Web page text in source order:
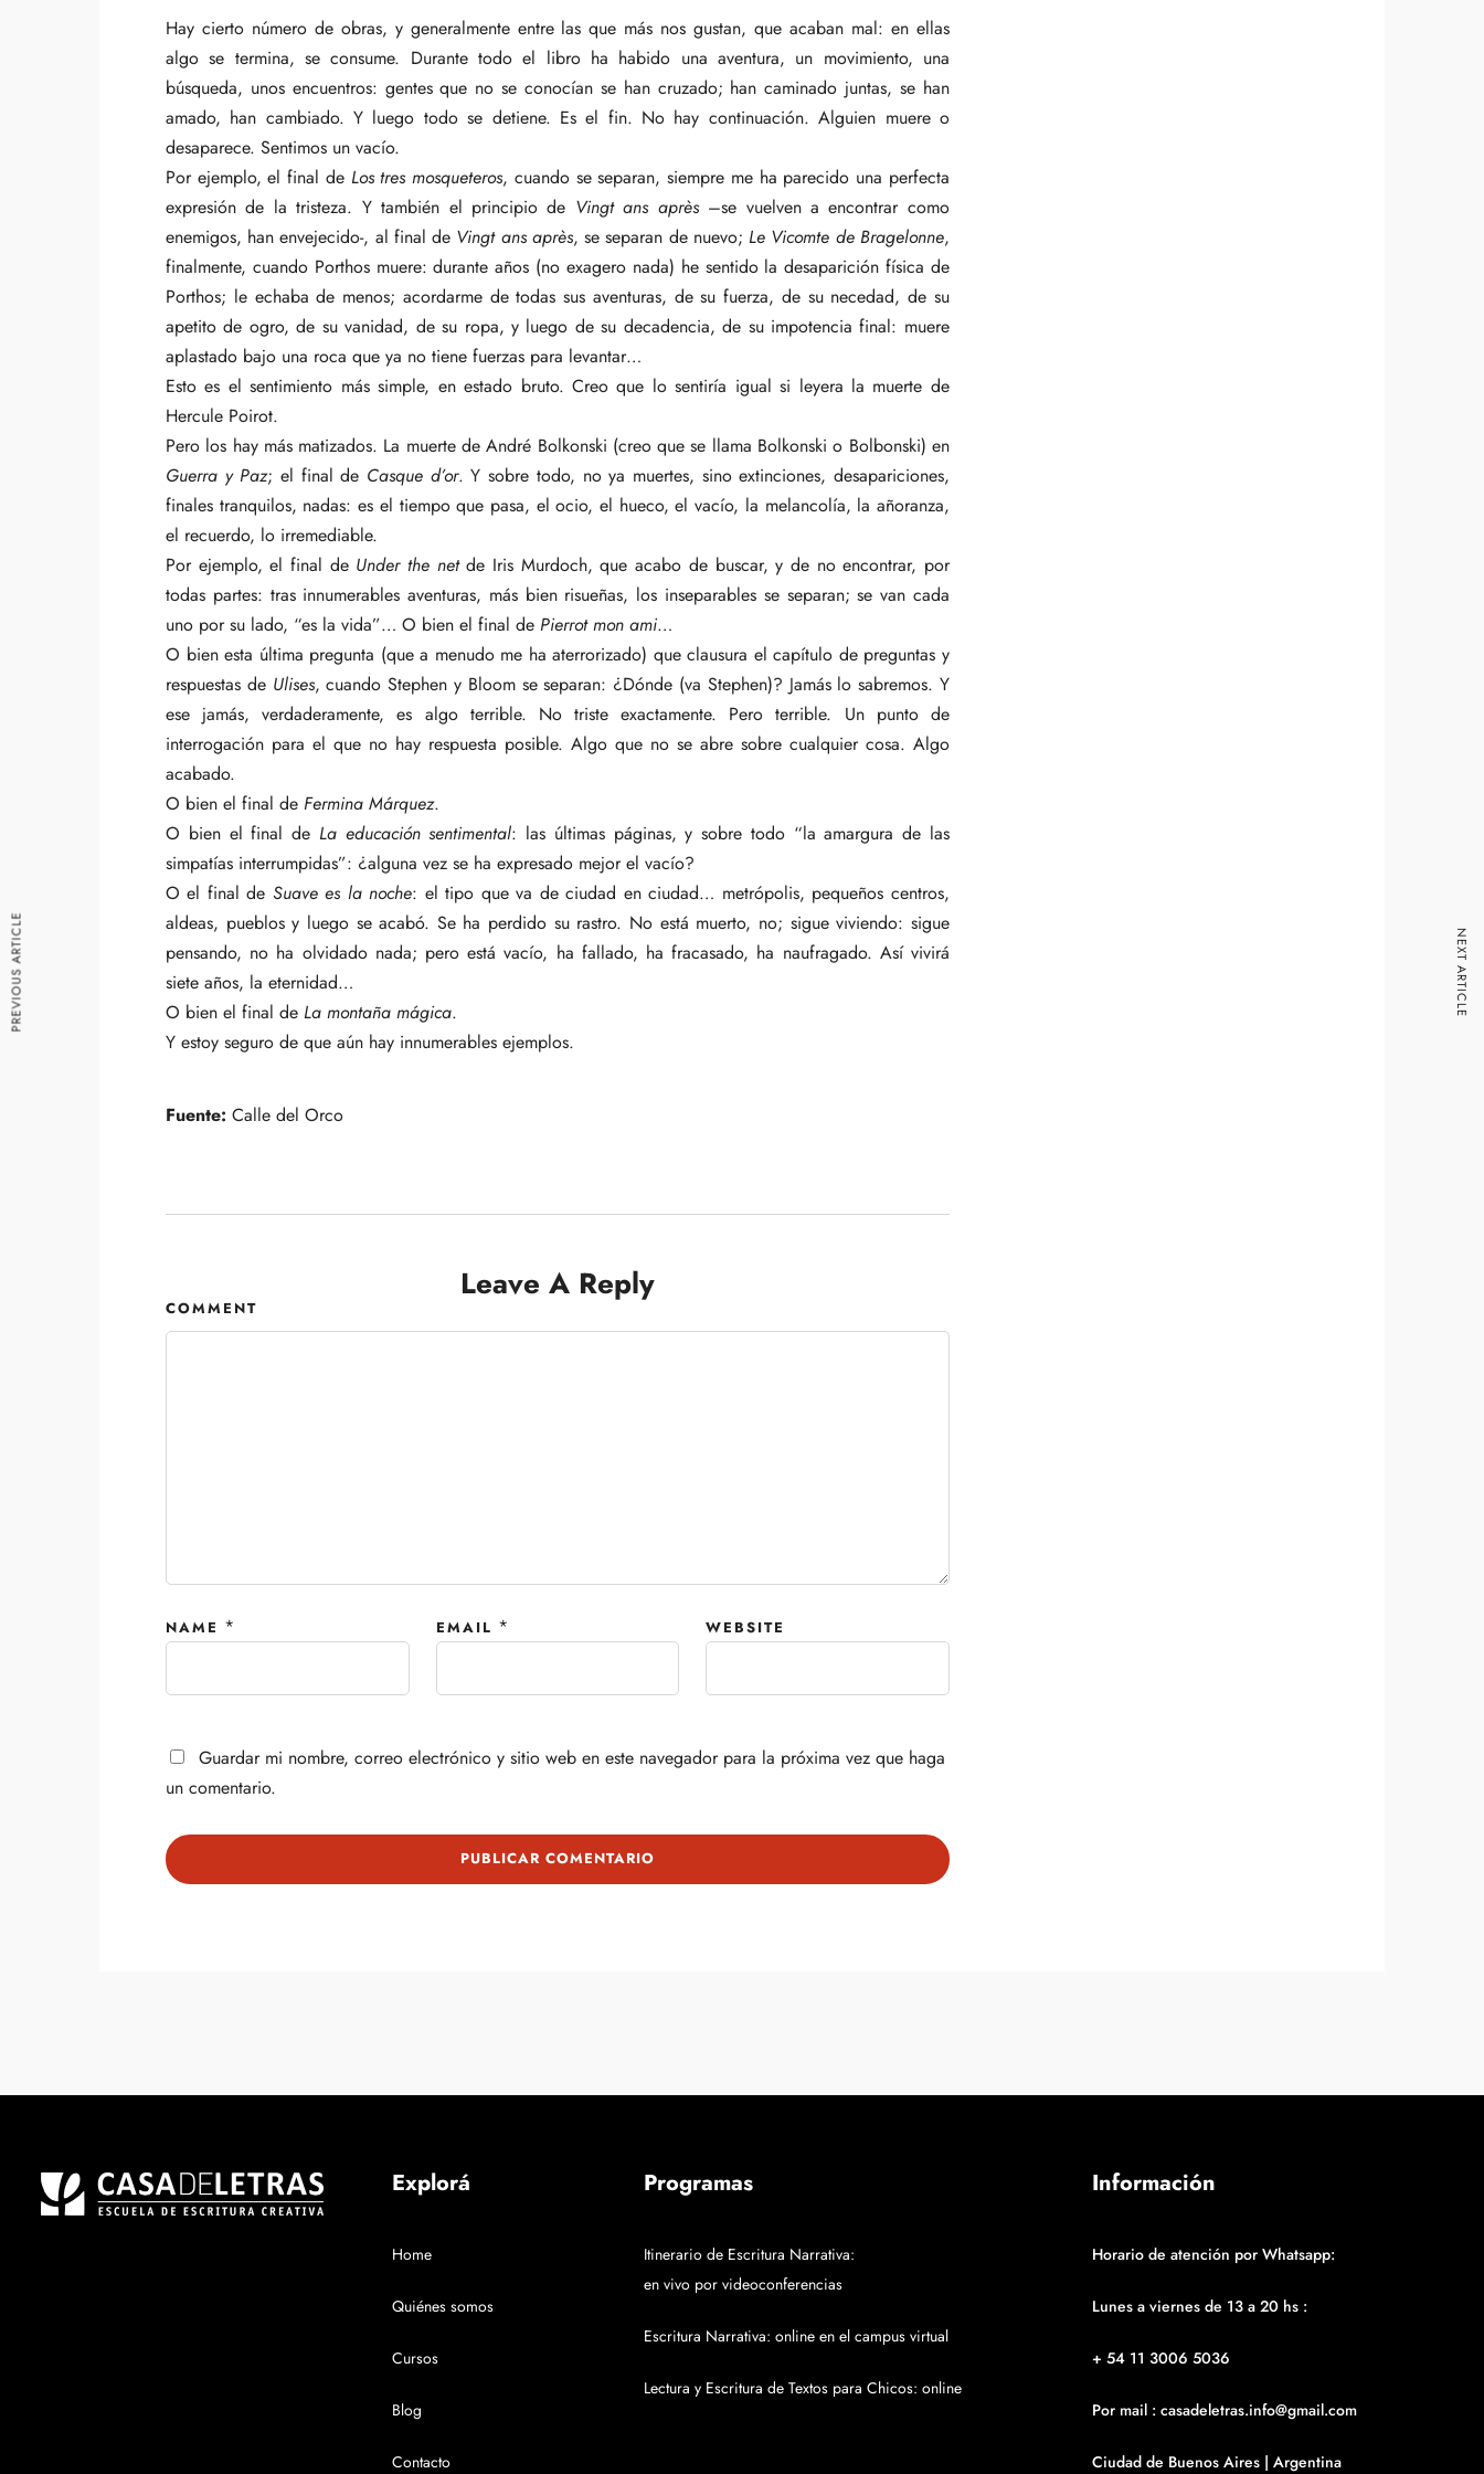
Hay cierto número de obras, y generalmente entre las que más nos gustan, que acaban mal: en ellas
algo se termina, se consume. Durante todo el libro ha habido una aventura, un movimiento, una
búsqueda, unos encuentros: gentes que no se conocían se han cruzado; han caminado juntas, se han
amado, han cambiado. Y luego todo se detiene. Es el fin. No hay continuación. Alguien muere o
desaparece. Sentimos un vacío.
Por ejemplo, el final deLos tres mosqueteros, cuando se separan, siempre me ha parecido una perfecta
expresión de la tristeza. Y también el principio de Vingt ans après–se vuelven a encontrar como
enemigos, han envejecido-, al final de Vingt ans après, se separan de nuevo;Le Vicomte de Bragelonne,
finalmente, cuando Porthos muere: durante años (no exagero nada) he sentido la desaparición física de
Porthos; le echaba de menos; acordarme de todas sus aventuras, de su fuerza, de su necedad, de su
apetito de ogro, de su vanidad, de su ropa, y luego de su decadencia, de su impotencia final: muere
aplastado bajo una roca que ya no tiene fuerzas para levantar…
Esto es el sentimiento más simple, en estado bruto. Creo que lo sentiría igual si leyera la muerte de
Hercule Poirot.
Pero los hay más matizados. La muerte de André Bolkonski (creo que se llama Bolkonski o Bolbonski) en
Guerra y Paz; el final de Casque d’or. Y sobre todo, no ya muertes, sino extinciones, desapariciones,
finales tranquilos, nadas: es el tiempo que pasa, el ocio, el hueco, el vacío, la melancolía, la añoranza,
el recuerdo, lo irremediable.
Por ejemplo, el final de Under the netde Iris Murdoch, que acabo de buscar, y de no encontrar, por
todas partes: tras innumerables aventuras, más bien risueñas, los inseparables se separan; se van cada
uno por su lado, “es la vida”… O bien el final de Pierrot mon ami…
O bien esta última pregunta (que a menudo me ha aterrorizado) que clausura el capítulo de preguntas y
respuestas deUlises, cuando Stephen y Bloom se separan: ¿Dónde (va Stephen)? Jamás lo sabremos. Y
ese jamás, verdaderamente, es algo terrible. No triste exactamente. Pero terrible. Un punto de
interrogación para el que no hay respuesta posible. Algo que no se abre sobre cualquier cosa. Algo
acabado.
O bien el final de Fermina Márquez.
O bien el final de La educación sentimental: las últimas páginas, y sobre todo “la amargura de las
simpatías interrumpidas”: ¿alguna vez se ha expresado mejor el vacío?
O el final de Suave es la noche: el tipo que va de ciudad en ciudad… metrópolis, pequeños centros,
aldeas, pueblos y luego se acabó. Se ha perdido su rastro. No está muerto, no; sigue viviendo: sigue
pensando, no ha olvidado nada; pero está vacío, ha fallado, ha fracasado, ha naufragado. Así vivirá
siete años, la eternidad…
O bien el final de La montaña mágica.
Y estoy seguro de que aún hay innumerables ejemplos.
Fuente: Calle del Orco
Leave A Reply
COMMENT
NAME * EMAIL * WEBSITE
Guardar mi nombre, correo electrónico y sitio web en este navegador para la próxima vez que haga
un comentario.
PREVIOUS ARTICLE NEXT ARTICLE
Explorá
Home
Quiénes somos
Cursos
Blog
Contacto
Programas
Itinerario de Escritura Narrativa:
en vivo por videoconferencias
Escritura Narrativa: online en el campus virtual
Lectura y Escritura de Textos para Chicos: online
Información
Horario de atención por Whatsapp:
Lunes a viernes de 13 a 20 hs :
+ 54 11 3006 5036
Por mail : casadeletras.info@gmail.com
Ciudad de Buenos Aires | Argentina